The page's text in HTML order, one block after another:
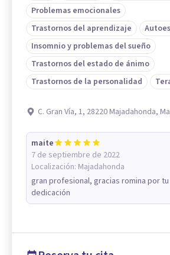
Problemas emocionales
Trastornos del aprendizaje
Insomnio y problemas del sueño
Trastornos del estado de ánimo
Trastornos de la personalidad
C. Gran Vía, 1, 28220 Majadahonda,
maite
7 de septiembre de 2022
Localización: Majadahonda
gran profesional, gracias romina por
dedicación